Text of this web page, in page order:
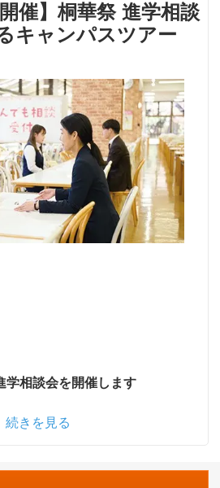
催】桐華祭 進学相談
キャンパスツアー
学相談会を開催します
続きを見る